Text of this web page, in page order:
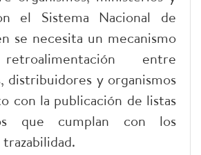
el Sistema Nacional de
se necesita un mecanismo
entre
distribuidores y organismos
con la publicación de listas
que cumplan con los